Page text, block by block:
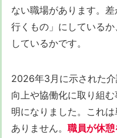
ない職場があります。
行くもの」にしている
しているかです。
2026年3月に示された
向上や協働化に取り組
明になりました。これ
ありません。 職員が休憩